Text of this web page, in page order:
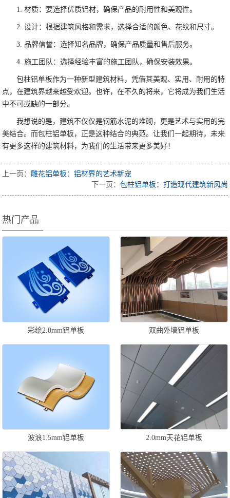
1. 材质：要选择优质铝材，确保产品的耐用性和美观性。
2. 设计：根据建筑风格和需求，选择合适的颜色、花纹和尺寸。
3. 品牌信誉：选择知名品牌，确保产品质量和售后服务。
4. 施工团队：选择经验丰富的施工团队，确保安装效果。
包柱铝单板作为一种新型建筑材料，凭借其美观、实用、耐用的特
点，在建筑界越来越受欢迎。也许，在不久的将来，它将成为我们生活
中不可或缺的一部分。
我想说的是，建筑不仅仅是钢筋水泥的堆砌，更是艺术与实用的完
美结合。而包柱铝单板，正是这种结合的典范。让我们一起期待，未来
有更多这样的建筑材料，为我们的生活带来更多美好！
上一页：雕花铝单板：铝材界的艺术新宠
下一页： 包柱铝单板：打造现代建筑新风尚
热门产品
彩绘2.0mm铝单板 双曲外墙铝单板
波浪1.5mm铝单板 2.0mm天花铝单板